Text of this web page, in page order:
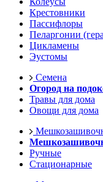
Крестовники
Пассифлоры
Пеларгонии
Цикламены
Эустомы
Семена
Огород на
Травы для дома
Овощи для дома
Ручные
Стационарные